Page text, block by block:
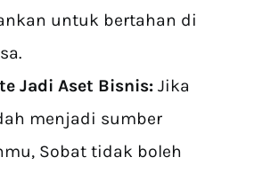
untuk bertahan di
Jadi Aset Bisnis: Jika
menjadi sumber
Sobat tidak boleh